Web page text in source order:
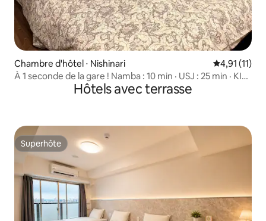
Chambre d'hôtel ⋅ Nishinari Évaluation
4,91 (11)
À 1 seconde de la gare ! Namba : 10 min · USJ : 25 min · KIX :
Hôtels avec terrasse
Superhôte
Superhôte